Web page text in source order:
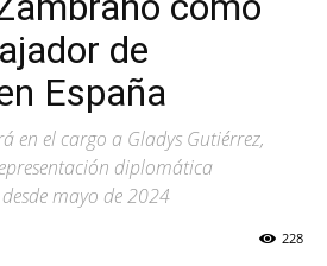
de
España
en el cargo a Gladys Gutiérrez,
diplomática
mayo de 2024
228